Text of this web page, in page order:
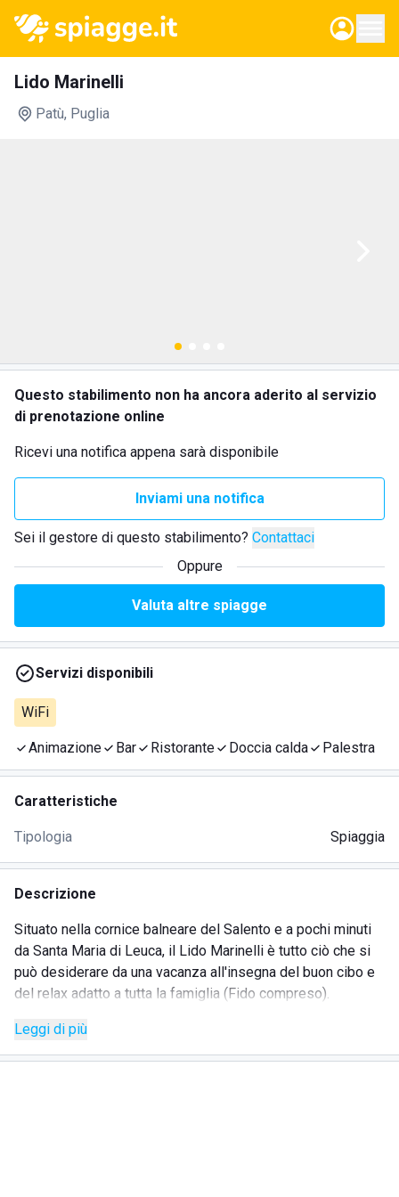
Lido Marinelli
Patù, Puglia
Questo stabilimento non ha ancora aderito al servizio
di prenotazione online
Ricevi una notifica appena sarà disponibile
Inviami una notifica
Sei il gestore di questo stabilimento? Contattaci
Oppure
Valuta altre spiagge
Servizi disponibili
WiFi
Animazione Bar Ristorante Doccia calda Palestra
Caratteristiche
Tipologia Spiaggia
Descrizione
Situato nella cornice balneare del Salento e a pochi minuti
da Santa Maria di Leuca, il Lido Marinelli è tutto ciò che si
può desiderare da una vacanza all'insegna del buon cibo e
del relax adatto a tutta la famiglia (Fido compreso).
cassette di sicurezza, ombrelloni bianchi ed eleganti lettini,
postazioni ideali per prendere il sole o ammirare il
Leggi di più